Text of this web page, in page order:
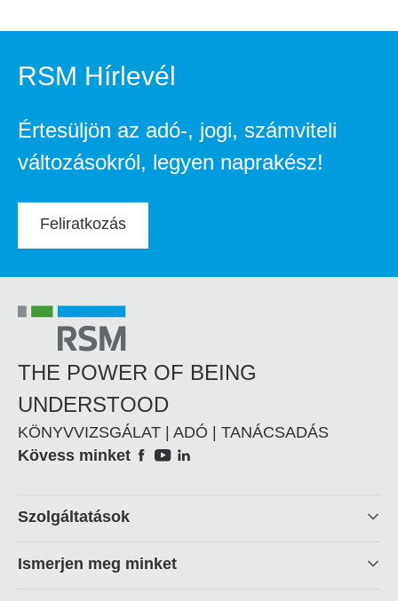
RSM Hírlevél
Értesüljön az adó-, jogi, számviteli
változásokról, legyen naprakész!
Feliratkozás
THE POWER OF BEING
UNDERSTOOD
KÖNYVVIZSGÁLAT | ADÓ | TANÁCSADÁS
Social
Kövess minket
Footer
Szolgáltatások
Ismerjen meg minket